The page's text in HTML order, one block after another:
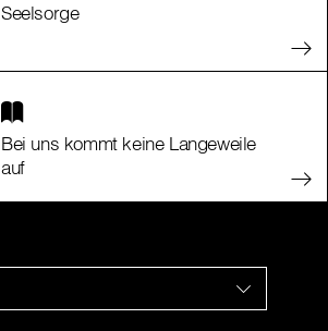
Seelsorge
Bei uns kommt keine Langeweile
auf